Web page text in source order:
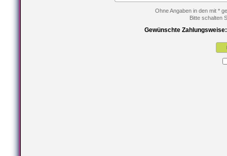
Ohne Angaben in den mit *
Bitte schalten
Gewünschte Zahlungsweise: